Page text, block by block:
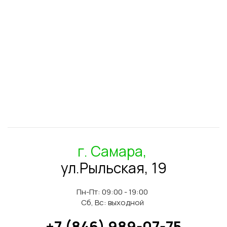
г. Самара,
ул.Рыльская, 19
Пн-Пт: 09:00 - 19:00
Сб, Вс: выходной